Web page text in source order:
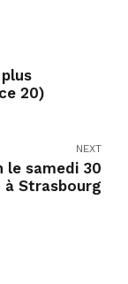
20)
NEXT
le samedi 30
à Strasbourg